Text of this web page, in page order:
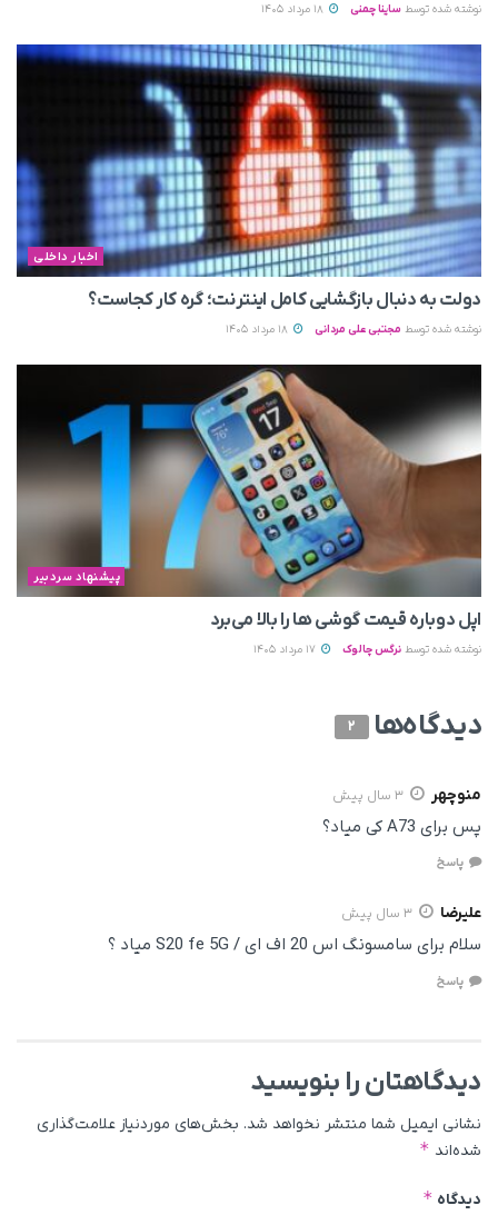
نوشته شده توسط ساینا چمنی
اخبار داخلی
دولت به دنبال بازگشایی کامل اینترنت؛ گره کار کجاست؟
نوشته شده توسط مجتبی علی مردانی
پیشنهاد سردبیر
اپل دوباره قیمت‌ گوشی ها را بالا می‌برد
نوشته شده توسط نرگس چالوک
دیدگاه‌ها 2
منوچهر 3 سال پیش
پس برای A73 کی میاد؟
پاسخ
علیرضا 3 سال پیش
سلام برای سامسونگ اس 20 اف ای / S20 fe 5G میاد ؟
پاسخ
دیدگاهتان را بنویسید
نشانی ایمیل شما منتشر نخواهد شد. بخش‌های موردنیاز علامت‌گذاری
شده‌اند *
دیدگاه *